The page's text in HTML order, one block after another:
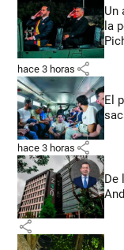
Un
la
hace 3 horas share
El
hace 3 horas share
De
share